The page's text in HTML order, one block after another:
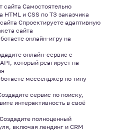
сайта Самостоятельно
HTML и CSS по ТЗ заказчика
Спроектируете адаптивную
сайта
онлайн-игру на
онлайн-сервис с
который реагирует на
мессенджер по типу
сервис по поиску,
интерактивность в своё
полноценный
включая лендинг и CRM